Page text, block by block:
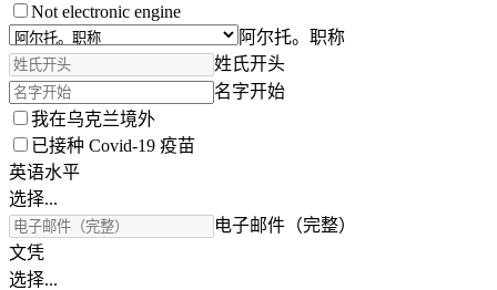
Not electronic engine
阿尔托。职称
姓氏开头
名字开始
我在乌克兰境外
已接种 Covid-19 疫苗
英语水平
选择...
电子邮件（完整）
文凭
选择...